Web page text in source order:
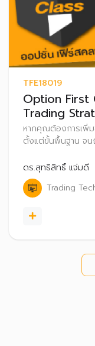
TFE18019
Option First
Trading
หากคุณต้องการเพิ่ม
ตั้งแต่ขั้นพื้นฐาน จน
Class” ที่เข้มข้นด้า
เปิดโอกาสให้คุณทำ
ขึ้น
ดร.สุทธิสิทธิ์ แจ่มดี
Trading